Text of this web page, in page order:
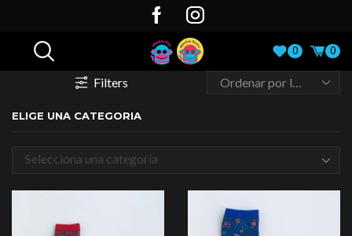
0 0
Filters
ELIGE UNA CATEGORIA
Selecciona una categoría